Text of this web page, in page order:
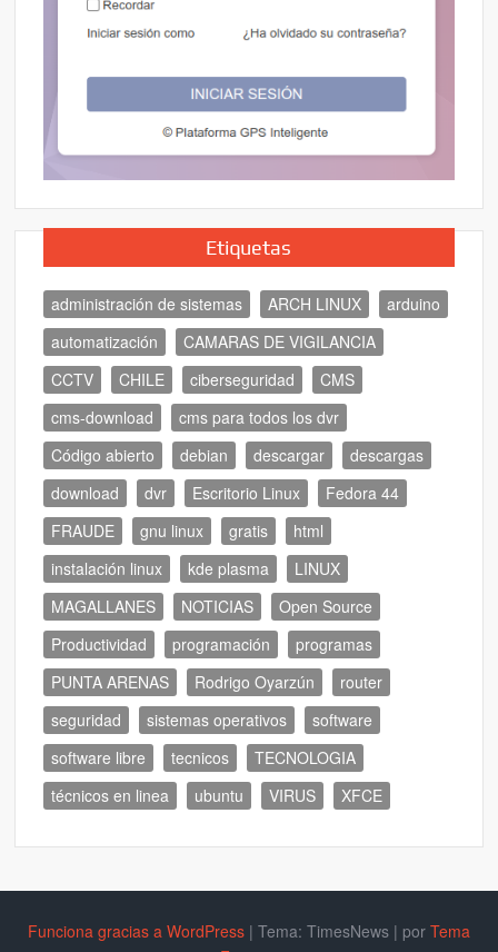
Etiquetas
administración de sistemas ARCH LINUX
arduino
automatización
CAMARAS DE VIGILANCIA
CCTV
CHILE ciberseguridad
CMS
cms-download
cms para todos los dvr
Código abierto
debian descargar
descargas
download
dvr Escritorio Linux
Fedora 44
FRAUDE
gnu linux gratis
html
instalación linux
kde plasma
LINUX
MAGALLANES
NOTICIAS
Open Source
Productividad
programación
programas
PUNTA ARENAS
Rodrigo Oyarzún
router
seguridad
sistemas operativos
software
software libre
tecnicos
TECNOLOGIA
técnicos en linea
ubuntu VIRUS XFCE
Funciona gracias a WordPress | Tema: TimesNews | por Tema